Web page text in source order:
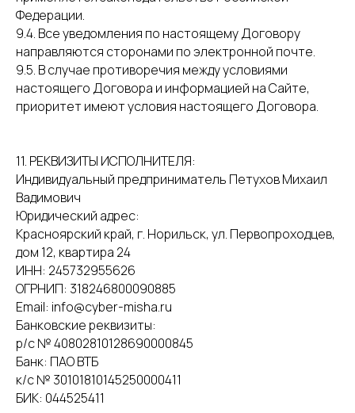
Федерации.
9.4. Все уведомления по настоящему Договору
направляются сторонами по электронной почте.
9.5. В случае противоречия между условиями
настоящего Договора и информацией на Сайте,
приоритет имеют условия настоящего Договора.
11. РЕКВИЗИТЫ ИСПОЛНИТЕЛЯ:
Индивидуальный предприниматель Петухов Михаил
Вадимович
Юридический адрес:
Красноярский край, г. Норильск, ул. Первопроходцев,
дом 12, квартира 24
ИНН: 245732955626
ОГРНИП: 318246800090885
Email: info@cyber-misha.ru
Банковские реквизиты:
р/с № 40802810128690000845
Банк: ПАО ВТБ
к/с № 30101810145250000411
БИК: 044525411